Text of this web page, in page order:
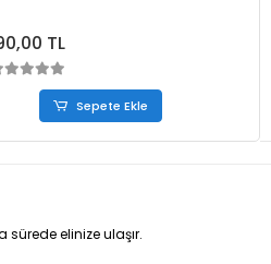
TL
Sepete Ekle
sürede elinize ulaşır.